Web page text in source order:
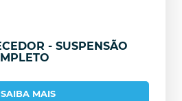
- SUSPENSÃO
SAIBA MAIS